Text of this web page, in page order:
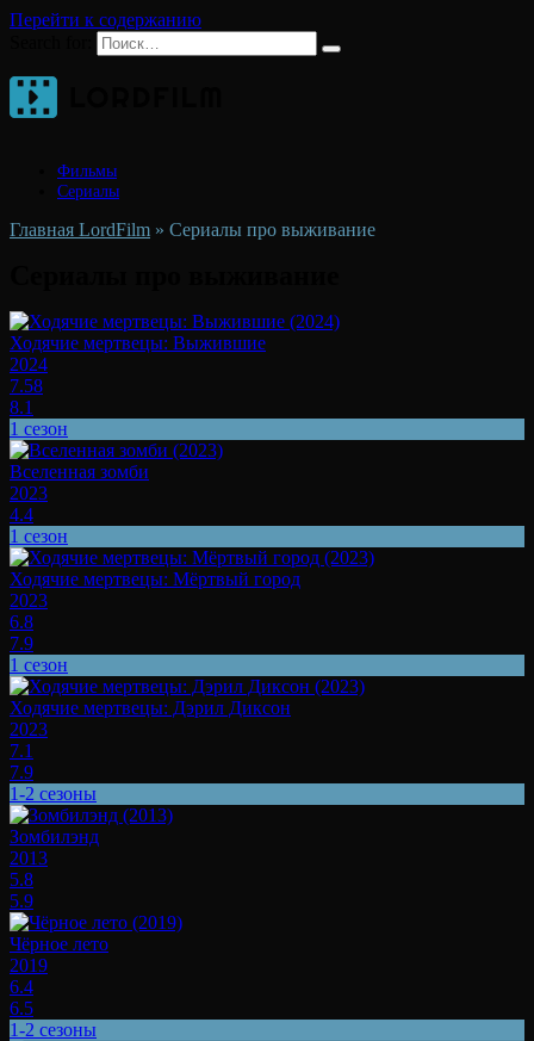
Перейти к содержанию
Фильмы
Сериалы
Главная LordFilm » Сериалы про выживание
Ходячие мертвецы: Выжившие
2024
7.58
8.1
1 сезон
Вселенная зомби
2023
4.4
1 сезон
Ходячие мертвецы: Мёртвый город
2023
6.8
7.9
1 сезон
Ходячие мертвецы: Дэрил Диксон
2023
7.1
7.9
1-2 сезоны
Зомбилэнд
2013
5.8
5.9
Чёрное лето
2019
6.4
6.5
1-2 сезоны